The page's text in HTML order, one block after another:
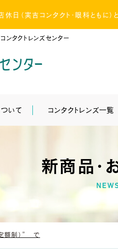
日（実吉コンタクト・眼科ともに）
ンタクトレンズセンター
いて コンタクトレンズ一覧
新商品・
額制）” で